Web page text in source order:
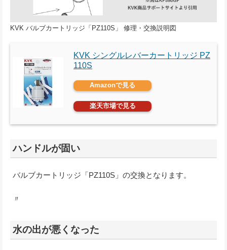
KVK バルブカートリッジ「PZ110S」 修理・交換説明図
KVK シングルレバーカートリッジ PZ
110S
Amazonで見る
楽天市場で見る
ハンドルが固い
バルブカートリッジ「PZ110S」の交換となります。
〃
水の出が悪くなった